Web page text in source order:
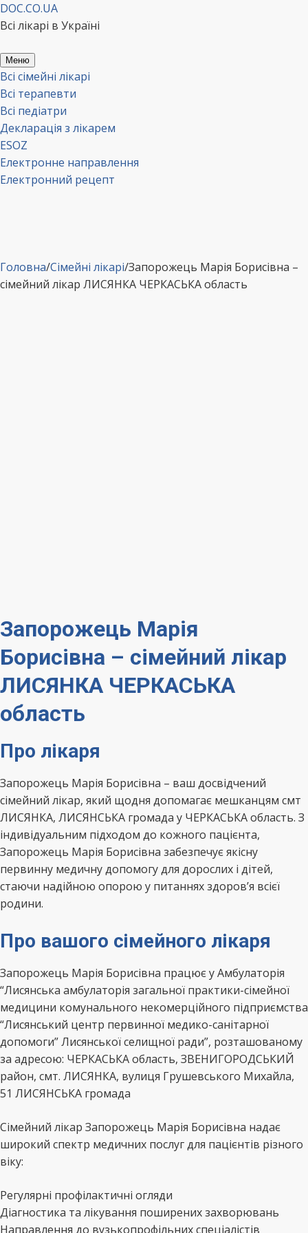
Перейти
до
DOC.CO.UA
Всі лікарі в Україні
Меню
Всі сімейні лікарі
Всі терапевти
Всі педіатри
Декларація з лікарем
ESOZ
Електронне направлення
Електронний рецепт
Головна/Сімейні лікарі/Запорожець Марія Борисівна –
сімейний лікар ЛИСЯНКА ЧЕРКАСЬКА область
Запорожець Марія
Борисівна – сімейний лікар
ЛИСЯНКА ЧЕРКАСЬКА
область
Про лікаря
Запорожець Марія Борисівна – ваш досвідчений
сімейний лікар, який щодня допомагає мешканцям смт
ЛИСЯНКА, ЛИСЯНСЬКА громада у ЧЕРКАСЬКА область. З
індивідуальним підходом до кожного пацієнта,
Запорожець Марія Борисівна забезпечує якісну
первинну медичну допомогу для дорослих і дітей,
стаючи надійною опорою у питаннях здоров’я всієї
родини.
Про вашого сімейного лікаря
Запорожець Марія Борисівна працює у Амбулаторія
“Лисянська амбулаторія загальної практики-сімейної
медицини комунального некомерційного підприємства
“Лисянський центр первинної медико-санітарної
допомоги” Лисянської селищної ради”, розташованому
за адресою: ЧЕРКАСЬКА область, ЗВЕНИГОРОДСЬКИЙ
район, смт. ЛИСЯНКА, вулиця Грушевського Михайла,
51 ЛИСЯНСЬКА громада
Сімейний лікар Запорожець Марія Борисівна надає
широкий спектр медичних послуг для пацієнтів різного
віку:
Регулярні профілактичні огляди
Діагностика та лікування поширених захворювань
Направлення до вузькопрофільних спеціалістів